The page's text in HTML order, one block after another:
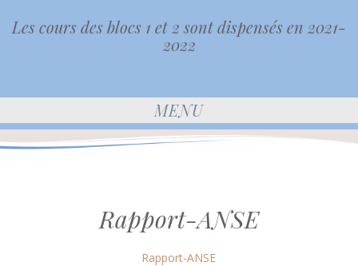
Les cours des blocs 1 et 2 sont dispensés en 2021-
2022
MENU
Rapport-ANSE
Rapport-ANSE